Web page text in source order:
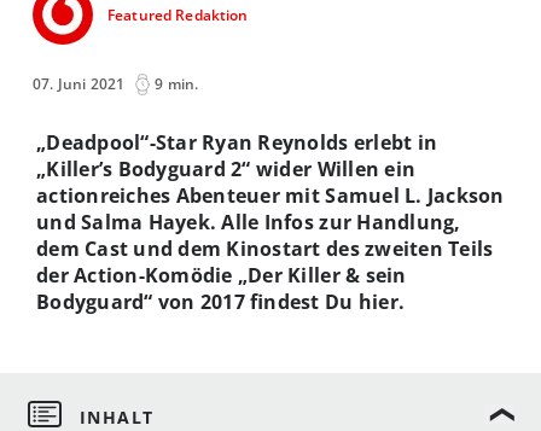
Featured Redaktion
07. Juni 2021 9 min.
„Deadpool“-Star Ryan Reynolds erlebt in
„Killer’s Bodyguard 2“ wider Willen ein
actionreiches Abenteuer mit Samuel L. Jackson
und Salma Hayek. Alle Infos zur Handlung,
dem Cast und dem Kinostart des zweiten Teils
der Action-Komödie „Der Killer & sein
Bodyguard“ von 2017 findest Du hier.